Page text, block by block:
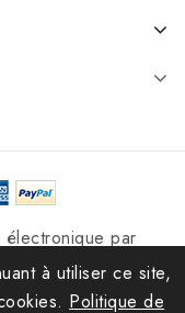
à utiliser ce site,
Politique de
par